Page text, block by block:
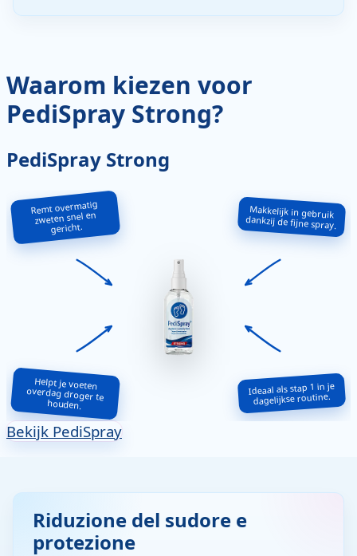
Waarom kiezen voor
PediSpray Strong?
PediSpray Strong
Remt overmatig
zweten snel en
gericht.
Makkelijk in gebruik
dankzij de fijne spray.
Helpt je voeten
overdag droger te
houden.
Ideaal als stap 1 in je
dagelijkse routine.
Bekijk PediSpray
Riduzione del sudore e
protezione